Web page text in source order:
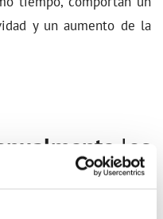
y un aumento de la
los
de Gestión
: